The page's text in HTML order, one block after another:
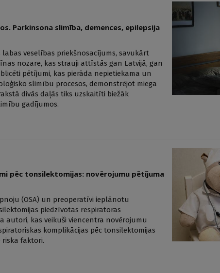
Parkinsona slimība, demences, epilepsija
veselības priekšnosacījums, savukārt
nozare, kas strauji attīstās gan Latvijā, gan
pētījumi, kas pierāda nepietiekama un
slimību procesos, demonstrējot miega
divās daļās tiks uzskaitīti biežāk
gadījumos.
pēc tonsilektomijas: novērojumu pētījuma
(OSA) un preoperatīvi ieplānotu
piedzīvotas respiratoras
autori, kas veikuši viencentra novērojumu
komplikācijas pēc tonsilektomijas
riska faktori.